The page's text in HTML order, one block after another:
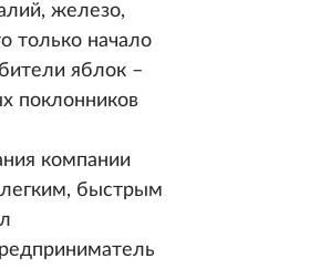
железо,
только начало
яблок –
поклонников
компании
быстрым